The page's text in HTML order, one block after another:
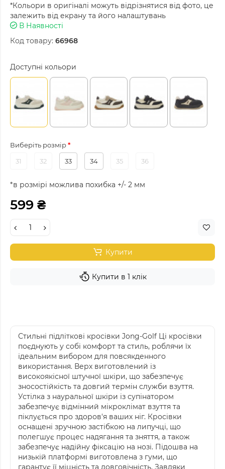
*Кольори в оригіналі можуть відрізнятися від фото, це
залежить від екрану та його налаштувань
В Наявності
Код товару: 66968
Доступні кольори
Виберіть розмір
31
32 33 34 35 36
*в розмірі можлива похибка +/- 2 мм
599 ₴
Купити
Купити в 1 клік
Стильні підліткові кросівки Jong-Golf Ці кросівки
поєднують у собі комфорт та стиль, роблячи їх
ідеальним вибором для повсякденного
використання. Верх виготовлений із
високоякісної штучної шкіри, що забезпечує
зносостійкість та довгий термін служби взуття.
Устілка з науральної шкіри із супінатором
забезпечує відмінний мікроклімат взуття та
піклується про здоров'я ваших ніг. Кросівки
оснащені зручною застібкою на липучці, що
полегшує процес надягання та зняття, а також
забезпечує надійну фіксацію на нозі. Підошва на
низькій платформі виготовлена з гуми, що
гарантує її міцність та довговічність. Завдяки